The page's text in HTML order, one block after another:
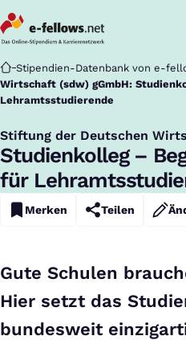
Startseite
Stipendien-Datenbank von e-
Wirtschaft (sdw) gGmbH:
Lehramtsstudierende
Stiftung der Deutschen
:
Studienkolleg –
für
Merken Teilen
Gute Schulen
Hier setzt das
bundesweit